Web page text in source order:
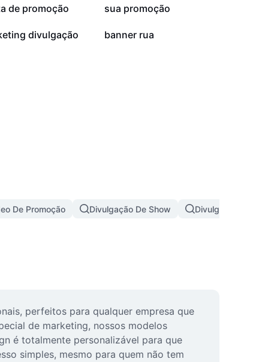
de promoção 1,8 mil
sua promoção
divulgação 49
banner rua
De Promoção Divulgação De Show Divulgação
perfeitos para qualquer empresa que
de marketing, nossos modelos
é totalmente personalizável para que
simples, mesmo para quem não tem